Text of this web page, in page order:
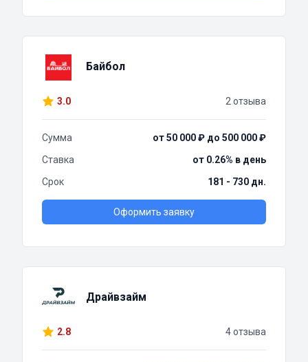
Байбол
3.0 2 отзыва
Сумма
от 50 000 ₽ до 500 000 ₽
Ставка
от 0.26% в день
Срок
181 - 730 дн.
Оформить заявку
Драйвзайм
2.8 4 отзыва